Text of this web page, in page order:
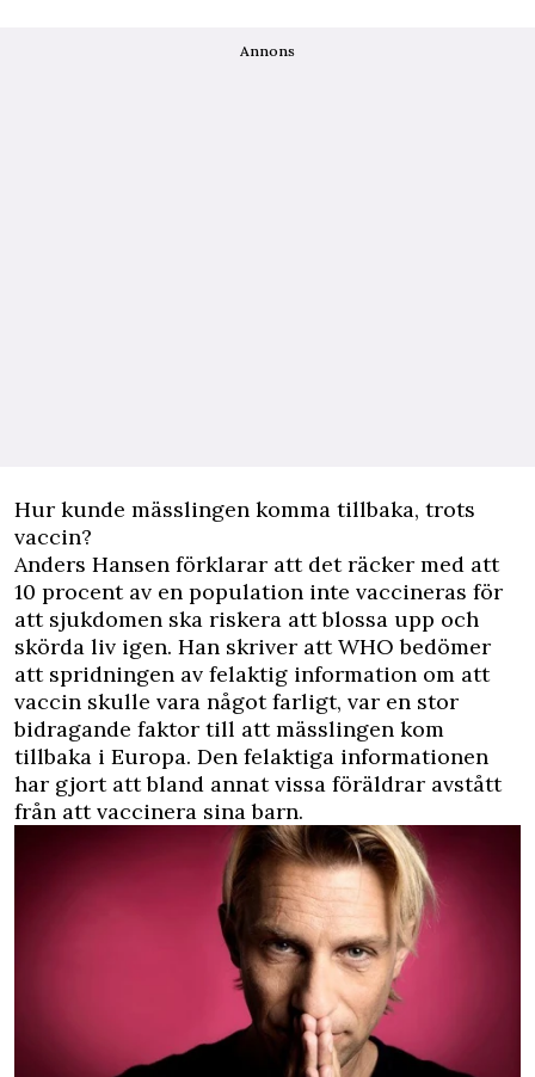
Annons
Hur kunde mässlingen komma tillbaka, trots
vaccin?
Anders Hansen förklarar att det räcker med att
10 procent av en population inte vaccineras för
att sjukdomen ska riskera att blossa upp och
skörda liv igen. Han skriver att WHO bedömer
att spridningen av felaktig information om att
vaccin skulle vara något farligt, var en stor
bidragande faktor till att mässlingen kom
tillbaka i Europa. Den felaktiga informationen
har gjort att bland annat vissa föräldrar avstått
från att vaccinera sina barn.